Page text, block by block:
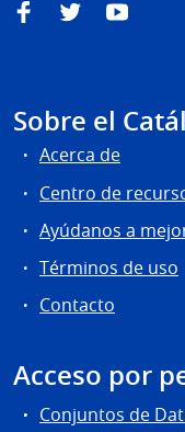
FacebookTwitterYouTube
Sobre el
Acerca de
Centro de
Ayúdanos a
Términos de uso
Contacto
Acceso por
Conjuntos de